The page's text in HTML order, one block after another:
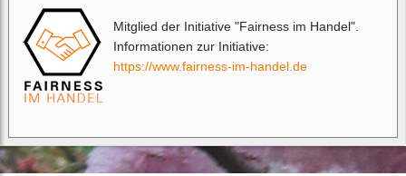
Mitglied der Initiative "Fairness im Handel".
Informationen zur Initiative:
https://www.fairness-im-handel.de